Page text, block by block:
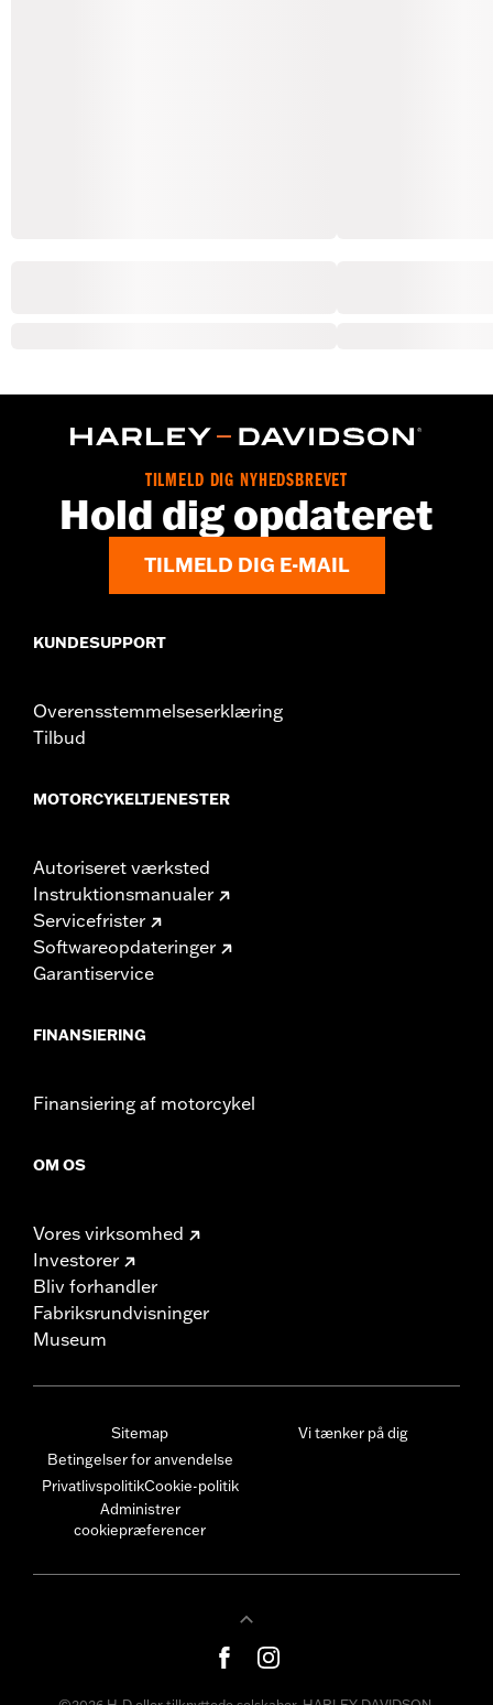
TILMELD DIG NYHEDSBREVET
Hold dig opdateret
TILMELD DIG E-MAIL
KUNDESUPPORT
Overensstemmelseserklæring
Tilbud
MOTORCYKELTJENESTER
Autoriseret værksted
Instruktionsmanualer
Servicefrister
Softwareopdateringer
Garantiservice
FINANSIERING
Finansiering af motorcykel
OM OS
Vores virksomhed
Investorer
Bliv forhandler
Fabriksrundvisninger
Museum
Sitemap
Betingelser for anvendelse
PrivatlivspolitikCookie-politik
Administrer
cookiepræferencer
Vi tænker på dig